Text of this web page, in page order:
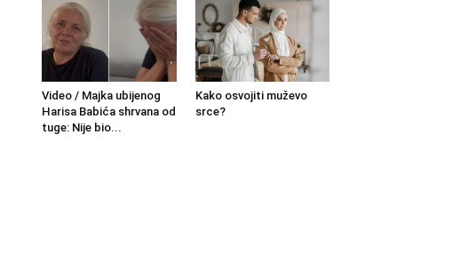
Video / Majka ubijenog
Harisa Babića shrvana od
tuge: Nije bio...
Kako osvojiti muževo
srce?